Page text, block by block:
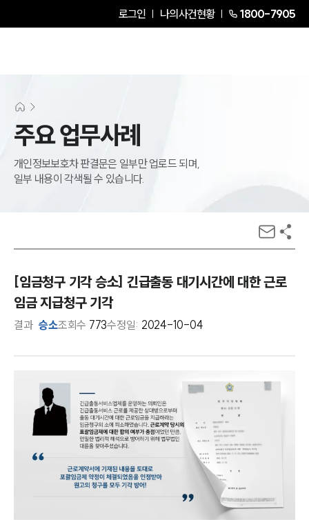
로그인 나의사건현황 1800-7905
주요 업무사례
개인정보보호차 판결문은 일부만 업로드 되며,
일부 내용이 각색될 수 있습니다.
[임금청구 기각 승소] 긴급출동 대기시간에 대한 근로
임금 지급청구 기각
결과 승소조회수 773수정일: 2024-10-04